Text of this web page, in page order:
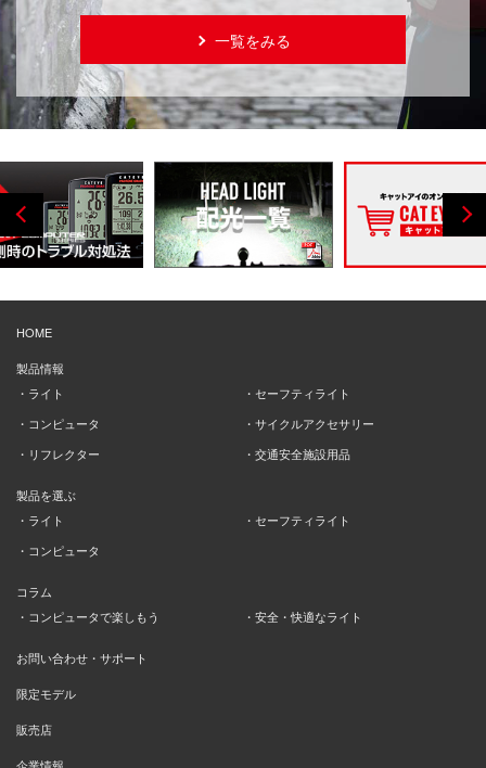
一覧をみる
HOME
製品情報
ライト
セーフティライト
コンピュータ
サイクルアクセサリー
リフレクター
交通安全施設用品
製品を選ぶ
ライト
セーフティライト
コンピュータ
コラム
コンピュータで楽しもう
安全・快適なライト
お問い合わせ・サポート
限定モデル
販売店